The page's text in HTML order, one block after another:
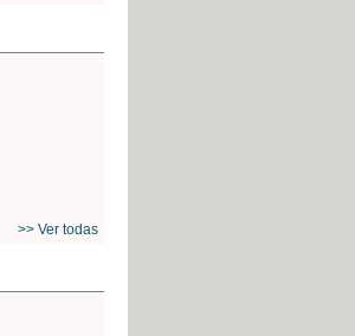
>> Ver todas